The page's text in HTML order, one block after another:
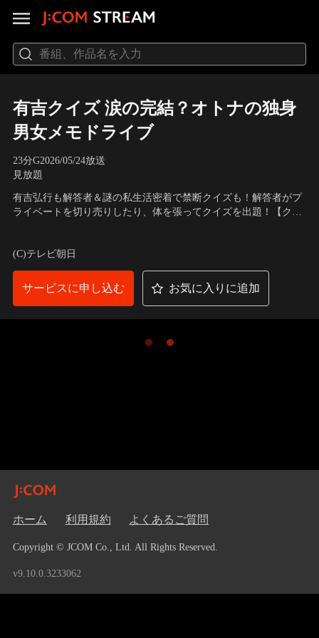
有吉クイズ 涙の完結？オトナの独身
男女メモドライブ
23分G2026/05/24放送
見放題
有吉弘行も解答者＆謎の私生活密着で禁断クイズも！解答者がプ
ライベートを切り売りしたり、体を張ってクイズを出題！【クイ
手土産＆料理を振る舞い楽しむ中、やはり今回もモメ事が！？
ル、板倉俊之、インパルス、坪倉由幸、我が家、佐藤仁美、鳥居
みゆき、野村真季
(C)テレビ朝日
サービスに申し込む お気に入りに追加
ホーム 利用規約 よくあるご質問
Copyright © JCOM Co., Ltd. All Rights Reserved.
v9.10.0.3233062